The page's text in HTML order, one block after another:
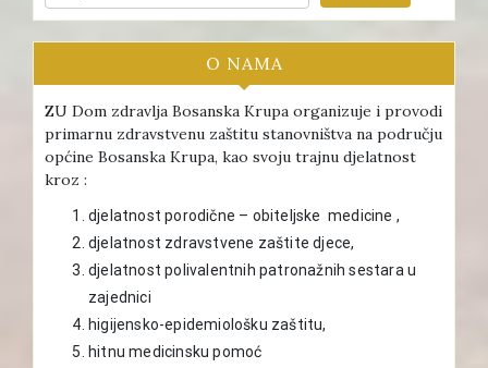
O NAMA
ZU Dom zdravlja Bosanska Krupa organizuje i provodi
primarnu zdravstvenu zaštitu stanovništva na području
općine Bosanska Krupa, kao svoju trajnu djelatnost
kroz :
djelatnost porodične – obiteljske medicine ,
djelatnost zdravstvene zaštite djece,
djelatnost polivalentnih patronažnih sestara u
zajednici
higijensko-epidemiološku zaštitu,
hitnu medicinsku pomoć